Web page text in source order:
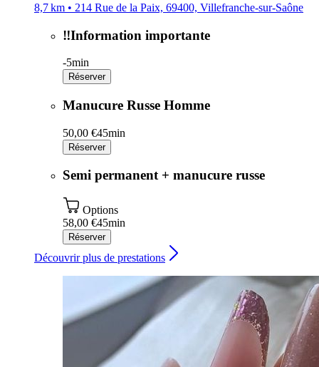
8,7 km • 214 Rue de la Paix, 69400, Villefranche-sur-Saône
‼️Information importante
-5min
Réserver
Manucure Russe Homme
50,00 €45min
Réserver
Semi permanent + manucure russe
Options
58,00 €45min
Réserver
Découvrir plus de prestations